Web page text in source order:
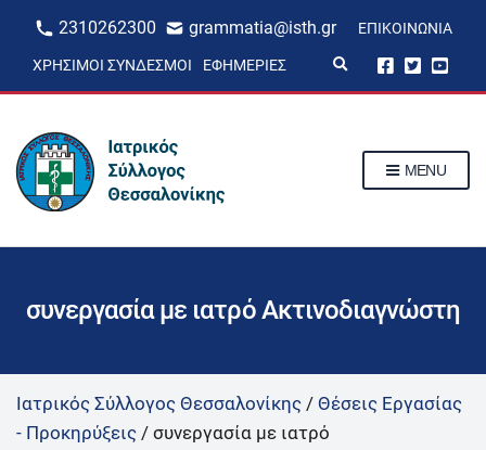
2310262300 grammatia@isth.gr ΕΠΙΚΟΙΝΩΝΊΑ
ΧΡΉΣΙΜΟΙ ΣΎΝΔΕΣΜΟΙ ΕΦΗΜΕΡΊΕΣ
p
m
MENU
συνεργασία με ιατρό Ακτινοδιαγνώστη
Ιατρικός Σύλλογος Θεσσαλονίκης / Θέσεις Εργασίας
- Προκηρύξεις / συνεργασία με ιατρό